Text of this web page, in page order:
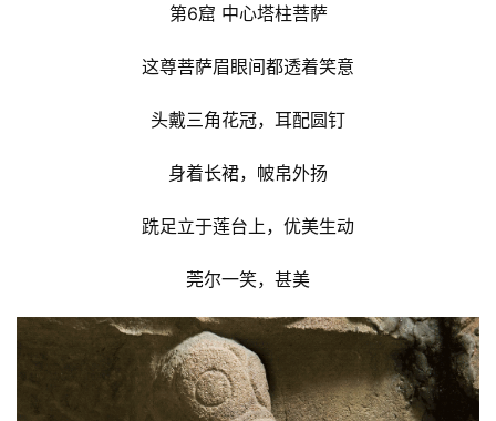
第6窟 中心塔柱菩萨
这尊菩萨眉眼间都透着笑意
头戴三角花冠，耳配圆钉
身着长裙，帔帛外扬
跣足立于莲台上，优美生动
莞尔一笑，甚美